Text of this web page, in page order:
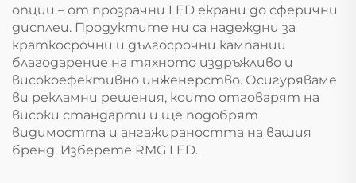
опции – от прозрачни LED екрани до сферични
дисплеи. Продуктите ни са надеждни за
краткосрочни и дългосрочни кампании
благодарение на тяхното издръжливо и
високоефективно инженерство. Осигуряваме
ви рекламни решения, които отговарят на
високи стандарти и ще подобрят
видимостта и ангажираността на вашия
бренд. Изберете RMG LED.